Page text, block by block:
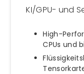
KI/GPU- und
High-
CPUs und